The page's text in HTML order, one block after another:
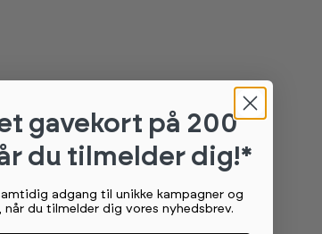
gavekort på 200
du tilmelder dig!*
adgang til unikke kampagner og
når du tilmelder dig vores nyhedsbrev.